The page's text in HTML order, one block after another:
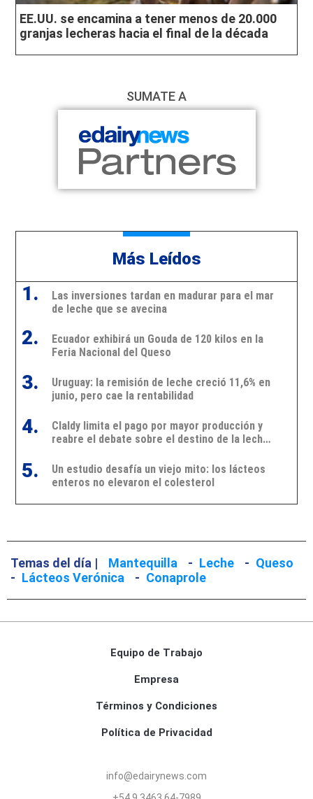
EE.UU. se encamina a tener menos de 20.000
granjas lecheras hacia el final de la década
SUMATE A
Más Leídos
1.
2.
3.
4.
5.
Las inversiones tardan en madurar para el mar
de leche que se avecina
Ecuador exhibirá un Gouda de 120 kilos en la
Feria Nacional del Queso
Uruguay: la remisión de leche creció 11,6% en
junio, pero cae la rentabilidad
Claldy limita el pago por mayor producción y
reabre el debate sobre el destino de la leche
Un estudio desafía un viejo mito: los lácteos
enteros no elevaron el colesterol
Temas del día | Mantequilla - Leche - Queso
- Lácteos Verónica - Conaprole
Equipo de Trabajo
Empresa
Términos y Condiciones
Política de Privacidad
info@edairynews.com